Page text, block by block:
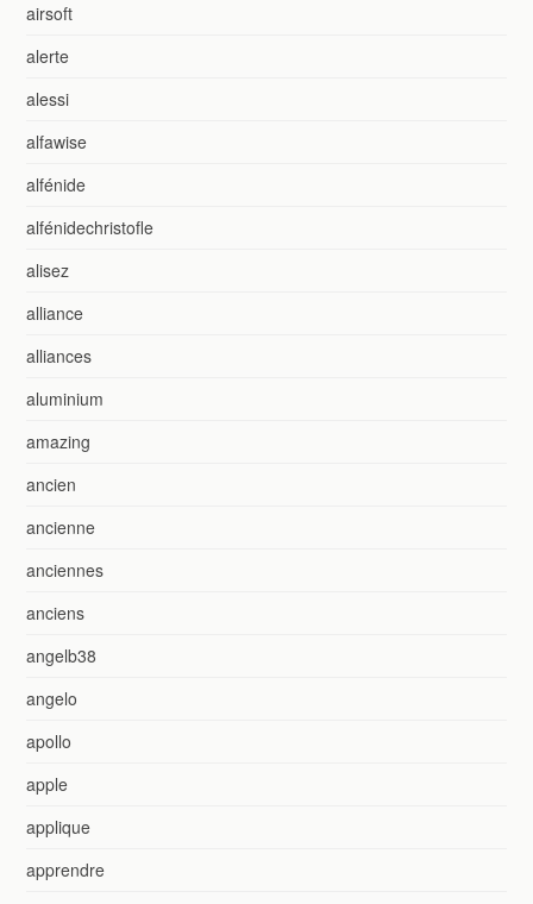
airsoft
alerte
alessi
alfawise
alfénide
alfénidechristofle
alisez
alliance
alliances
aluminium
amazing
ancien
ancienne
anciennes
anciens
angelb38
angelo
apollo
apple
applique
apprendre